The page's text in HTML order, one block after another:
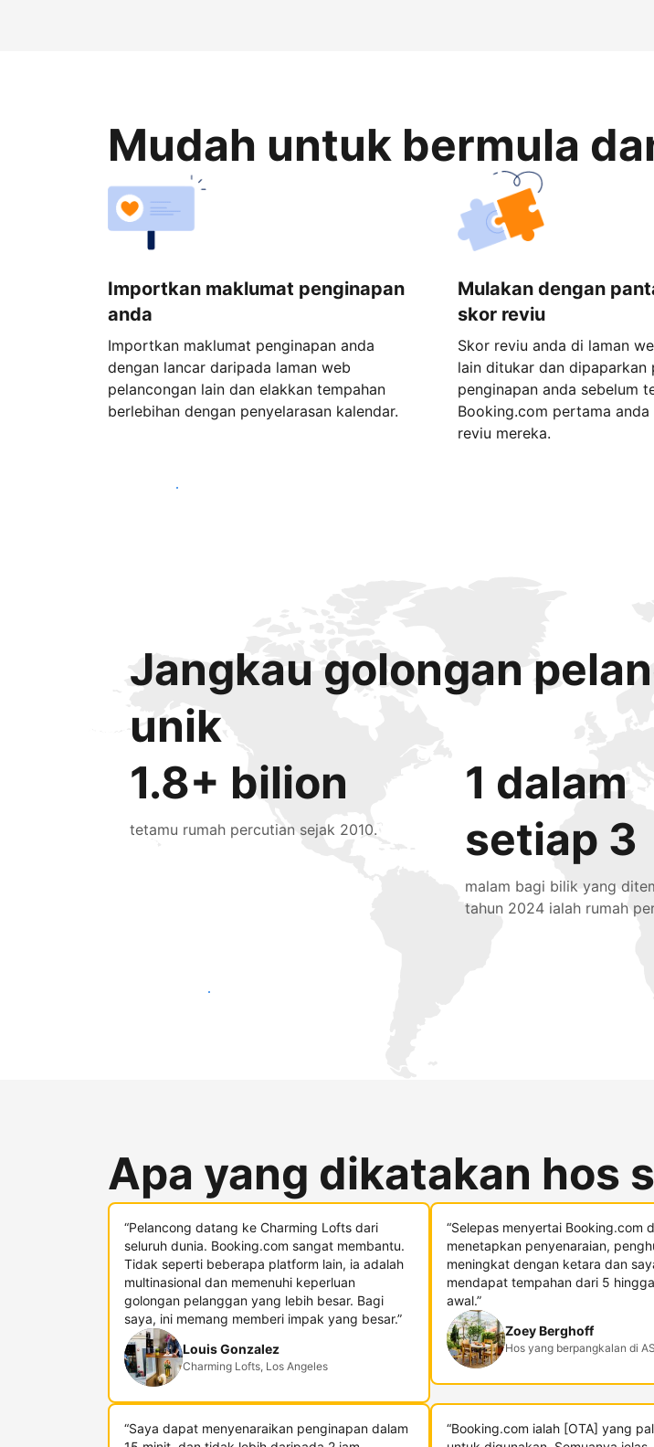
Mudah untuk bermula
Importkan maklumat penginapan
anda
Importkan maklumat penginapan anda
dengan lancar daripada laman web
pelancongan lain dan elakkan tempahan
berlebihan dengan penyelarasan kalendar.
Mulakan dengan
skor reviu
Skor reviu anda di laman
lain ditukar dan dipaparkan
penginapan anda sebelum
Booking.com pertama anda
reviu mereka.
Mulakan hari ini
Jangkau golongan
unik
1.8+ bilion
tetamu rumah percutian sejak 2010.
1 dalam
setiap 3
malam bagi bilik yang
tahun 2024 ialah rumah
Tarik tetamu baru hari ini
Apa yang dikatakan hos
“Pelancong datang ke Charming Lofts dari
seluruh dunia. Booking.com sangat membantu.
Tidak seperti beberapa platform lain, ia adalah
multinasional dan memenuhi keperluan
golongan pelanggan yang lebih besar. Bagi
saya, ini memang memberi impak yang besar.”
Louis Gonzalez
Charming Lofts, Los Angeles
“Selepas menyertai Booking.com
menetapkan penyenaraian,
meningkat dengan ketara dan
mendapat tempahan dari 5
awal.”
Zoey Berghoff
Hos yang berpangkalan di AS
“Saya dapat menyenaraikan penginapan dalam
“Booking.com ialah [OTA] yang